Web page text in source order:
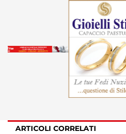
ARTICOLI CORRELATI